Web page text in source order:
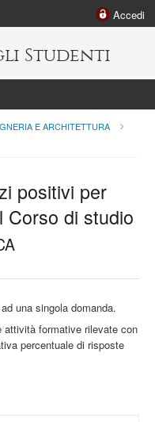
Accedi
Studenti
E ARCHITETTURA
positivi per
Corso di studio
una singola domanda.
attività formative rilevate con
percentuale di risposte